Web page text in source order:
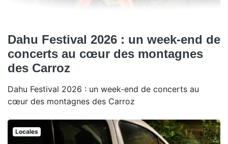
Dahu Festival 2026 : un week-end de
concerts au cœur des montagnes
des Carroz
Dahu Festival 2026 : un week-end de concerts au
cœur des montagnes des Carroz
Locales